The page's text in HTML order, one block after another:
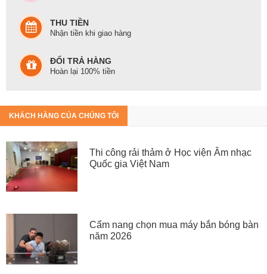
THU TIỀN
Nhận tiền khi giao hàng
ĐỔI TRẢ HÀNG
Hoàn lại 100% tiền
KHÁCH HÀNG CỦA CHÚNG TÔI
Thi công rải thảm ở Học viện Âm nhạc
Quốc gia Việt Nam
Cẩm nang chọn mua máy bắn bóng bàn
năm 2026